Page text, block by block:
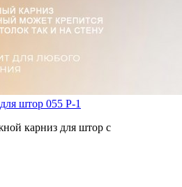
штор 055 P-1
карниз для штор с